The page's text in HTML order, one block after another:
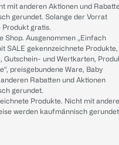
mit anderen Aktionen und
gerundet. Solange der Vorrat
Produkt gratis.
Shop. Ausgenommen „Einfach
SALE gekennzeichnete Produkte,
Gutschein- und Wertkarten,
preisgebundene Ware, Baby
Rabatten und Aktionen
gerundet.
Produkte. Nicht mit
werden kaufmännisch